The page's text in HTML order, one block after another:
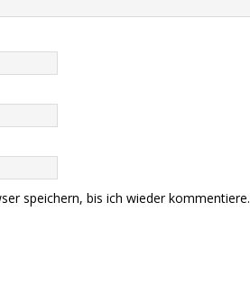
speichern, bis ich wieder kommentiere.